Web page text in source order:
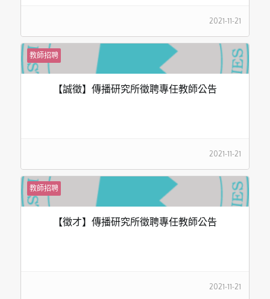
2021-11-21
教師招聘
【誠徵】傳播研究所徵聘專任教師公告
2021-11-21
教師招聘
【徵才】傳播研究所徵聘專任教師公告
2021-11-21